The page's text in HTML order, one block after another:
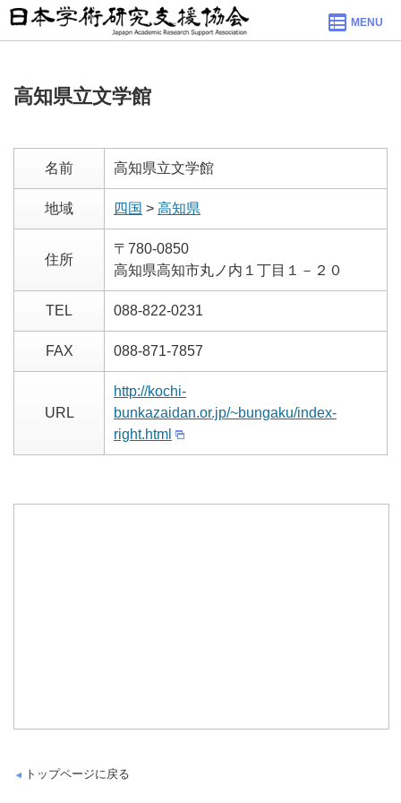
MENU
高知県立文学館
名前 高知県立文学館
地域 四国 > 高知県
住所
〒780-0850
高知県高知市丸ノ内１丁目１－２０
TEL 088-822-0231
FAX 088-871-7857
URL
http://kochi-
bunkazaidan.or.jp/~bungaku/index-
right.html
トップページに戻る